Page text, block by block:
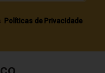
Políticas de Privacidade